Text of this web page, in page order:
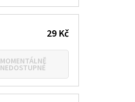
29 Kč
MOMENTÁLNĚ
NEDOSTUPNÉ